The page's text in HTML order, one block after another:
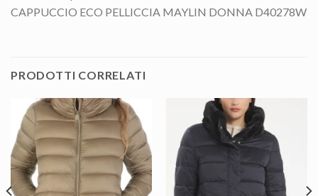
CAPPUCCIO ECO PELLICCIA MAYLIN DONNA D40278W
PRODOTTI CORRELATI